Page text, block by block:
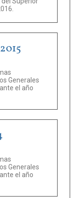
Generales
el año
Generales
el año